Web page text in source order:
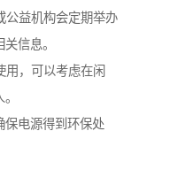
公益机构会定期举办
信息。
用，可以考虑在闲
保电源得到环保处